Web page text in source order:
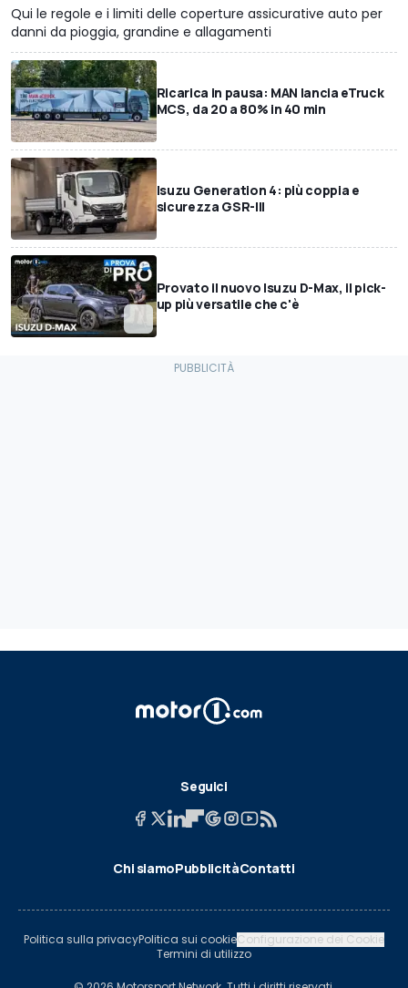
Qui le regole e i limiti delle coperture assicurative auto per
danni da pioggia, grandine e allagamenti
Ricarica in pausa: MAN lancia eTruck
MCS, da 20 a 80% in 40 min
Isuzu Generation 4: più coppia e
sicurezza GSR-III
Provato il nuovo Isuzu D-Max, il pick-
up più versatile che c'è
Seguici
Chi siamoPubblicitàContatti
Politica sulla privacyPolitica sui cookieConfigurazione dei Cookie
Termini di utilizzo